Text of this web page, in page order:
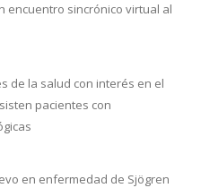
encuentro sincrónico virtual al
de la salud con interés en el
pacientes con
en enfermedad de Sjögren